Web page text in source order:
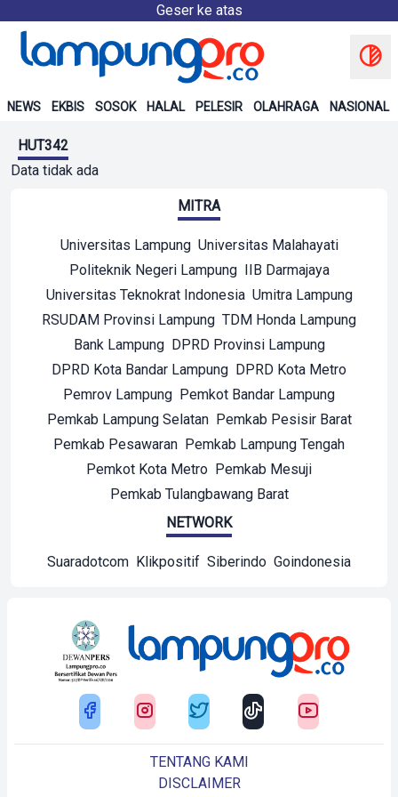
Geser ke atas
NEWS EKBIS SOSOK HALAL PELESIR OLAHRAGA NASIONAL
HUT342
Data tidak ada
MITRA
Universitas Lampung Universitas Malahayati
Politeknik Negeri Lampung IIB Darmajaya
Universitas Teknokrat Indonesia Umitra Lampung
RSUDAM Provinsi Lampung TDM Honda Lampung
Bank Lampung DPRD Provinsi Lampung
DPRD Kota Bandar Lampung DPRD Kota Metro
Pemrov Lampung Pemkot Bandar Lampung
Pemkab Lampung Selatan Pemkab Pesisir Barat
Pemkab Pesawaran Pemkab Lampung Tengah
Pemkot Kota Metro Pemkab Mesuji
Pemkab Tulangbawang Barat
NETWORK
Suaradotcom Klikpositif Siberindo Goindonesia
TENTANG KAMI
DISCLAIMER